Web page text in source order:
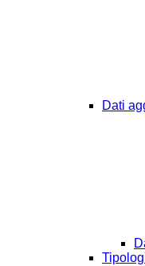
Dati